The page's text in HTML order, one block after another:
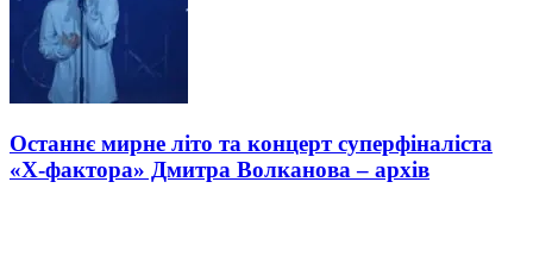
Останнє мирне літо та концерт суперфіналіста
«Х-фактора» Дмитра Волканова – архів